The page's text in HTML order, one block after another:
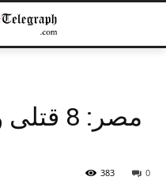
0
383